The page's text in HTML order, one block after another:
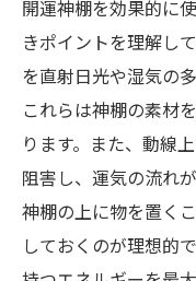
開運神棚を効果的に
きポイントを理解し
を直射日光や湿気の
これらは神棚の素材
ります。また、動線
阻害し、運気の流れ
神棚の上に物を置く
しておくのが理想的